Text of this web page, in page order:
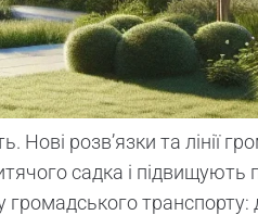
Нові розв’язки та лінії
садка і підвищують
транспорту: